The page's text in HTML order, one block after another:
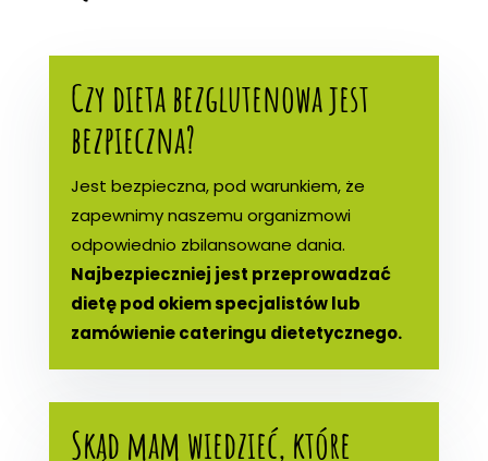
Czy dieta bezglutenowa jest
bezpieczna?
Jest bezpieczna, pod warunkiem, że
zapewnimy naszemu organizmowi
odpowiednio zbilansowane dania.
Najbezpieczniej jest przeprowadzać
dietę pod okiem specjalistów lub
zamówienie cateringu dietetycznego.
Skąd mam wiedzieć, które